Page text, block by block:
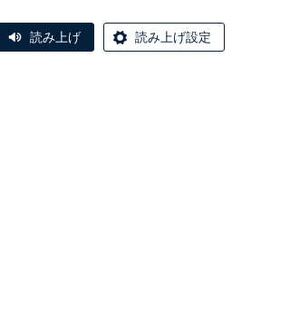
読み上げ 読み上げ設定